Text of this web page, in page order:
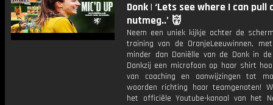
Donk | ‘Lets see where I can
nutmeg..’ 👹
Neem een uniek kijkje achter de
training van de OranjeLeeuwinnen,
minder dan Daniëlle van de Donk in
Dankzij een microfoon op haar shirt
van coaching en aanwijzingen tot
woorden richting haar teamgenoten!
het officiële Youtube-kanaal van het